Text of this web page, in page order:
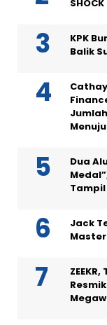
KPK
Balik
Dua
Tampil
Jack